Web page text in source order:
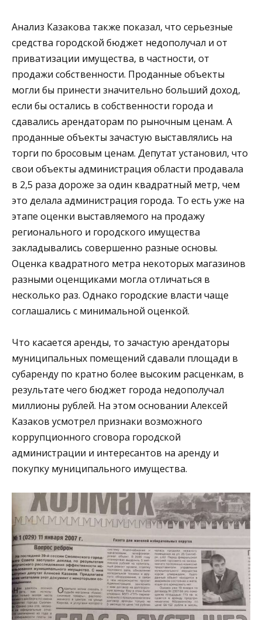
Анализ Казакова также показал, что серьезные
средства городской бюджет недополучал и от
приватизации имущества, в частности, от
продажи собственности. Проданные объекты
могли бы принести значительно больший доход,
если бы остались в собственности города и
сдавались арендаторам по рыночным ценам. А
проданные объекты зачастую выставлялись на
торги по бросовым ценам. Депутат установил, что
свои объекты администрация области продавала
в 2,5 раза дороже за один квадратный метр, чем
это делала администрация города. То есть уже на
этапе оценки выставляемого на продажу
регионального и городского имущества
закладывались совершенно разные основы.
Оценка квадратного метра некоторых магазинов
разными оценщиками могла отличаться в
несколько раз. Однако городские власти чаще
соглашались с минимальной оценкой.
Что касается аренды, то зачастую арендаторы
муниципальных помещений сдавали площади в
субаренду по кратно более высоким расценкам, в
результате чего бюджет города недополучал
миллионы рублей. На этом основании Алексей
Казаков усмотрел признаки возможного
коррупционного сговора городской
администрации и интересантов на аренду и
покупку муниципального имущества.